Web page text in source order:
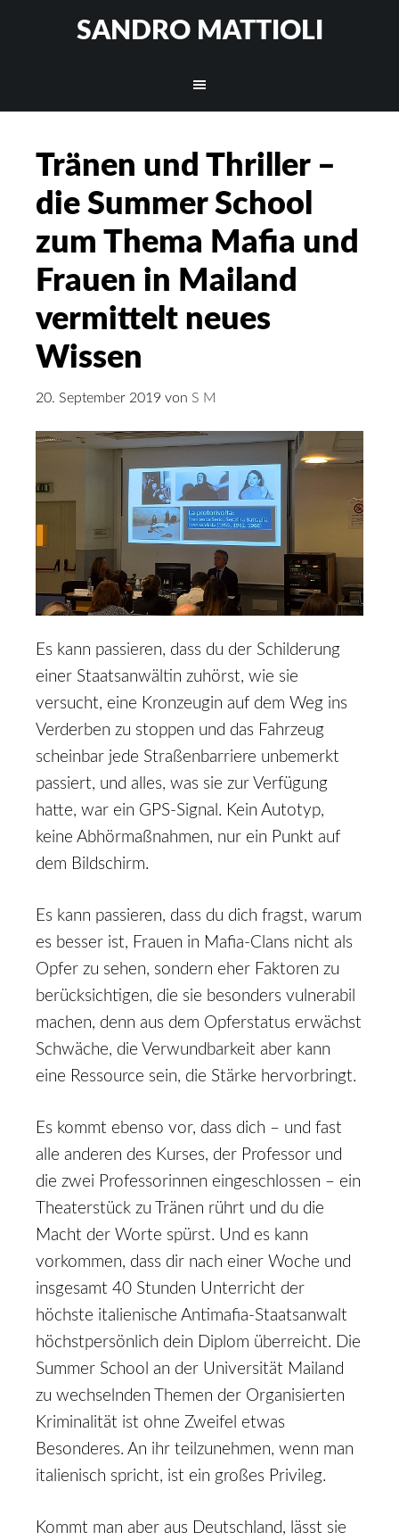
SANDRO MATTIOLI
Tränen und Thriller –
die Summer School
zum Thema Mafia und
Frauen in Mailand
vermittelt neues
Wissen
20. September 2019 von S M
Es kann passieren, dass du der Schilderung
einer Staatsanwältin zuhörst, wie sie
versucht, eine Kronzeugin auf dem Weg ins
Verderben zu stoppen und das Fahrzeug
scheinbar jede Straßenbarriere unbemerkt
passiert, und alles, was sie zur Verfügung
hatte, war ein GPS-Signal. Kein Autotyp,
keine Abhörmaßnahmen, nur ein Punkt auf
dem Bildschirm.
Es kann passieren, dass du dich fragst, warum
es besser ist, Frauen in Mafia-Clans nicht als
Opfer zu sehen, sondern eher Faktoren zu
berücksichtigen, die sie besonders vulnerabil
machen, denn aus dem Opferstatus erwächst
Schwäche, die Verwundbarkeit aber kann
eine Ressource sein, die Stärke hervorbringt.
Es kommt ebenso vor, dass dich – und fast
alle anderen des Kurses, der Professor und
die zwei Professorinnen eingeschlossen – ein
Theaterstück zu Tränen rührt und du die
Macht der Worte spürst. Und es kann
vorkommen, dass dir nach einer Woche und
insgesamt 40 Stunden Unterricht der
höchste italienische Antimafia-Staatsanwalt
höchstpersönlich dein Diplom überreicht. Die
Summer School an der Universität Mailand
zu wechselnden Themen der Organisierten
Kriminalität ist ohne Zweifel etwas
Besonderes. An ihr teilzunehmen, wenn man
italienisch spricht, ist ein großes Privileg.
Kommt man aber aus Deutschland, lässt sie